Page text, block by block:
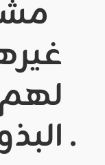
لهم
البذور المحصودة .